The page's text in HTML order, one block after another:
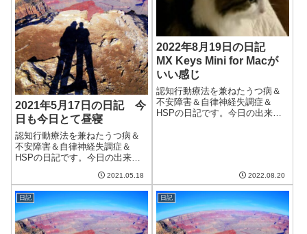
2021年5月17日の日記 今
日も今日とて昼寝
認知行動療法を兼ねたうつ病＆
不安障害＆自律神経失調症＆
HSPの日記です。今日の出来事
度が70％を上回り、ちょっと運
動をすると汗ばむような季節に
なってきた。午前中は風も強
く、季節が変わっていっている
ことを感じる。も...
2021.05.18
2022年8月19日の日記
MX Keys Mini for Macが
いい感じ
認知行動療法を兼ねたうつ病＆
不安障害＆自律神経失調症＆
HSPの日記です。今日の出来事
2022.08.20
日記 日記